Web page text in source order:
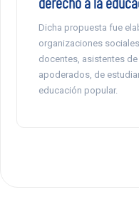
Dicha propuesta fue
organizaciones
docentes, asistentes
apoderados, de
educación popular.